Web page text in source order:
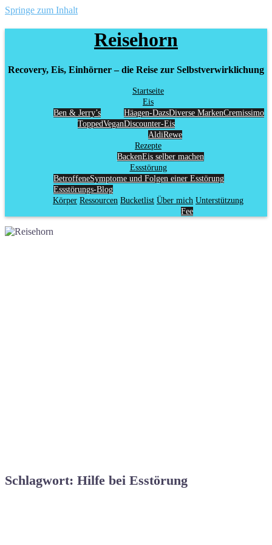
Springe zum Inhalt
Reisehorn
Recovery, Eis, Einhörner – die Reise zur Selbstverwirklichung
Startseite
Eis
Ben & Jerry’s
ToppedVegan
Häagen-DazsDiverse MarkenCremissimo
Discounter-Eis
AldiRewe
Rezepte
BackenEis selber machen
Essstörung
BetroffeneSymptome und Folgen einer Esstörung
Essstörungs-Blog
Körper Ressourcen Bucketlist Über mich
Fee
Unterstützung
Schlagwort: Hilfe bei Esstörung